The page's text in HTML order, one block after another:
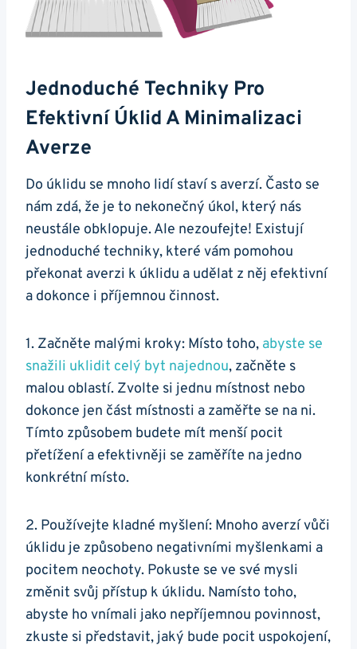
Jednoduché Techniky Pro
Efektivní Úklid A Minimalizaci
Averze
Do úklidu se mnoho lidí staví s averzí. Často se
nám zdá, že je to nekonečný úkol, který nás
neustále obklopuje. Ale nezoufejte! Existují
jednoduché techniky, které vám pomohou
překonat averzi k úklidu a udělat z něj efektivní
a dokonce i příjemnou činnost.
1. Začněte malými kroky: Místo toho, abyste se
snažili uklidit celý byt najednou, začněte s
malou oblastí. Zvolte si jednu místnost nebo
dokonce jen část místnosti a zaměřte se na ni.
Tímto způsobem budete mít menší pocit
přetížení a efektivněji se zaměříte na jedno
konkrétní místo.
2. Používejte kladné myšlení: Mnoho averzí vůči
úklidu je způsobeno negativními myšlenkami a
pocitem neochoty. Pokuste se ve své mysli
změnit svůj přístup k úklidu. Namísto toho,
abyste ho vnímali jako nepříjemnou povinnost,
zkuste si představit, jaký bude pocit uspokojení,